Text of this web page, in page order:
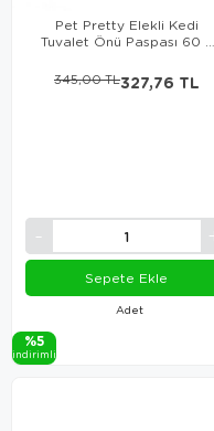
Pet Pretty Elekli Kedi
Tuvalet Önü Paspası 60 x
Adet
327,76 TL
345,00 TL
Sepete Ekle
%5
i̇ndi̇ri̇mli̇